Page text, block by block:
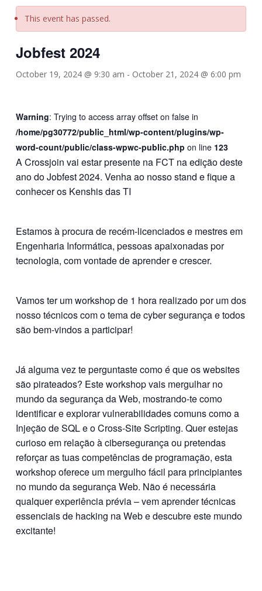
This event has passed.
Jobfest 2024
October 19, 2024 @ 9:30 am - October 21, 2024 @ 6:00 pm
Warning: Trying to access array offset on false in
/home/pg30772/public_html/wp-content/plugins/wp-
word-count/public/class-wpwc-public.php on line 123
A Crossjoin vai estar presente na FCT na edição deste
ano do Jobfest 2024. Venha ao nosso stand e fique a
conhecer os Kenshis das TI
Estamos à procura de recém-licenciados e mestres em
Engenharia Informática, pessoas apaixonadas por
tecnologia, com vontade de aprender e crescer.
Vamos ter um workshop de 1 hora realizado por um dos
nosso técnicos com o tema de cyber segurança e todos
são bem-vindos a participar!
Já alguma vez te perguntaste como é que os websites
são pirateados? Este workshop vais mergulhar no
mundo da segurança da Web, mostrando-te como
identificar e explorar vulnerabilidades comuns como a
Injeção de SQL e o Cross-Site Scripting. Quer estejas
curioso em relação à cibersegurança ou pretendas
reforçar as tuas competências de programação, esta
workshop oferece um mergulho fácil para principiantes
no mundo da segurança Web. Não é necessária
qualquer experiência prévia – vem aprender técnicas
essenciais de hacking na Web e descubre este mundo
excitante!